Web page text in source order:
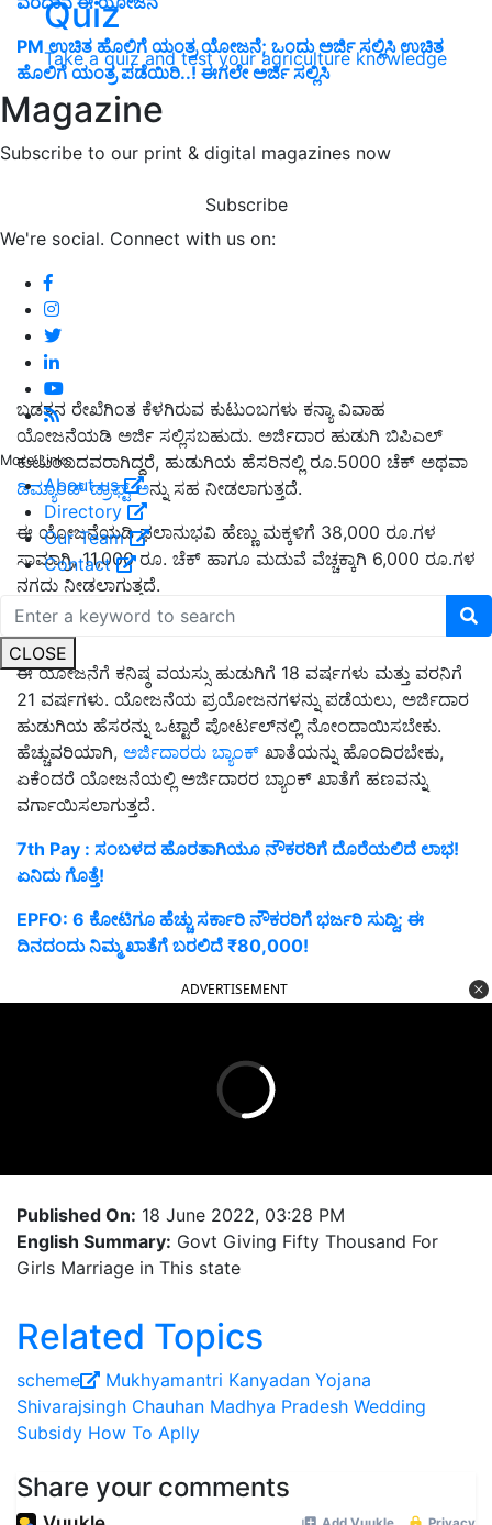
Quiz
Take a quiz and test your agriculture knowledge
Magazine
Subscribe to our print & digital magazines now
Subscribe
We're social. Connect with us on:
More Links
About us
Directory
Our Team
Contact
CLOSE
PM ಉಚಿತ ಹೊಲಿಗೆ ಯಂತ್ರ ಯೋಜನೆ; ಒಂದು ಅರ್ಜಿ ಸಲ್ಲಿಸಿ ಉಚಿತ
ಹೊಲಿಗೆ ಯಂತ್ರ ಪಡೆಯಿರಿ..! ಈಗಲೇ ಅರ್ಜಿ ಸಲ್ಲಿಸಿ
ಬಡತನ ರೇಖೆಗಿಂತ ಕೆಳಗಿರುವ ಕುಟುಂಬಗಳು ಕನ್ಯಾ ವಿವಾಹ
ಯೋಜನೆಯಡಿ ಅರ್ಜಿ ಸಲ್ಲಿಸಬಹುದು. ಅರ್ಜಿದಾರ ಹುಡುಗಿ ಬಿಪಿಎಲ್
ಕುಟುಂಬದವರಾಗಿದ್ದರೆ, ಹುಡುಗಿಯ ಹೆಸರಿನಲ್ಲಿ ರೂ.5000 ಚೆಕ್ ಅಥವಾ
ಡಿಮ್ಯಾಂಡ್ ಡ್ರಾಫ್ಟ್ ಅನ್ನು ಸಹ ನೀಡಲಾಗುತ್ತದೆ.
ಈ ಯೋಜನೆಯಡಿ ಫಲಾನುಭವಿ ಹೆಣ್ಣು ಮಕ್ಕಳಿಗೆ 38,000 ರೂ.ಗಳ
ಸಾಮಾಗ್ರಿ, 11,000 ರೂ. ಚೆಕ್ ಹಾಗೂ ಮದುವೆ ವೆಚ್ಚಕ್ಕಾಗಿ 6,000 ರೂ.ಗಳ
ನಗದು ನೀಡಲಾಗುತ್ತದೆ.
ಕನ್ಯಾ ವಿವಾಹ ಯೋಜನೆಗೆ ಅರ್ಹತೆ ಏನು:
ಈ ಯೋಜನೆಗೆ ಕನಿಷ್ಠ ವಯಸ್ಸು ಹುಡುಗಿಗೆ 18 ವರ್ಷಗಳು ಮತ್ತು ವರನಿಗೆ
21 ವರ್ಷಗಳು. ಯೋಜನೆಯ ಪ್ರಯೋಜನಗಳನ್ನು ಪಡೆಯಲು, ಅರ್ಜಿದಾರ
ಹುಡುಗಿಯ ಹೆಸರನ್ನು ಒಟ್ಟಾರೆ ಪೋರ್ಟಲ್‌ನಲ್ಲಿ ನೋಂದಾಯಿಸಬೇಕು.
ಹೆಚ್ಚುವರಿಯಾಗಿ, ಅರ್ಜಿದಾರರು ಬ್ಯಾಂಕ್ ಖಾತೆಯನ್ನು ಹೊಂದಿರಬೇಕು,
ಏಕೆಂದರೆ ಯೋಜನೆಯಲ್ಲಿ ಅರ್ಜಿದಾರರ ಬ್ಯಾಂಕ್ ಖಾತೆಗೆ ಹಣವನ್ನು
ವರ್ಗಾಯಿಸಲಾಗುತ್ತದೆ.
7th Pay : ಸಂಬಳದ ಹೊರತಾಗಿಯೂ ನೌಕರರಿಗೆ ದೊರೆಯಲಿದೆ ಲಾಭ!
ಏನಿದು ಗೊತ್ತೆ!
EPFO: 6 ಕೋಟಿಗೂ ಹೆಚ್ಚು ಸರ್ಕಾರಿ ನೌಕರರಿಗೆ ಭರ್ಜರಿ ಸುದ್ದಿ; ಈ
ದಿನದಂದು ನಿಮ್ಮ ಖಾತೆಗೆ ಬರಲಿದೆ ₹80,000!
ADVERTISEMENT
Published On: 18 June 2022, 03:28 PM
English Summary: Govt Giving Fifty Thousand For
Girls Marriage in This state
Related Topics
scheme
Mukhyamantri Kanyadan Yojana
Shivarajsingh Chauhan Madhya Pradesh Wedding
Subsidy How To Aplly
Share your comments